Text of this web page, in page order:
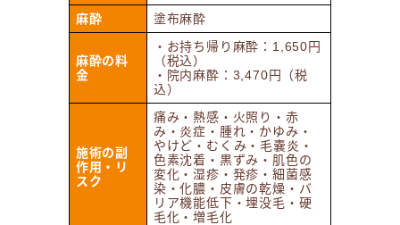
麻酔
塗布麻酔
麻酔の料
金
・お持ち帰り麻酔：1,650円
（税込）
・院内麻酔：3,470円（税
込）
施術の副
作用・リ
スク
痛み・熱感・火照り・赤
み・炎症・腫れ・かゆみ・
やけど・むくみ・毛嚢炎・
色素沈着・黒ずみ・肌色の
変化・湿疹・発疹・細菌感
染・化膿・皮膚の乾燥・バ
リア機能低下・埋没毛・硬
毛化・増毛化